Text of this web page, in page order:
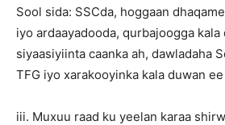
Sool sida: SSCda, hoggaan
iyo ardaayadooda, qurbajoogga kala
siyaasiyiinta caanka ah, dawladaha
TFG iyo xarakooyinka kala duwan
iii. Muxuu raad ku yeelan karaa